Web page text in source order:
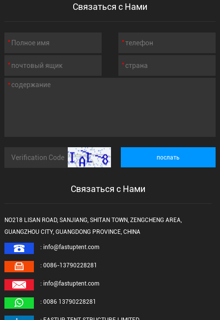
Связаться с Нами
Связаться с Нами
NO218 LISAN ROAD, SANJIANG, SHITAN TOWN, ZENGCHENG AREA,
GUANGZHOU CITY, GUANGDONG PROVINCE, CHINA
: info@fastuptent.com
: 0086-13790228281
: info@fastuptent.com
: 0086 13790228281